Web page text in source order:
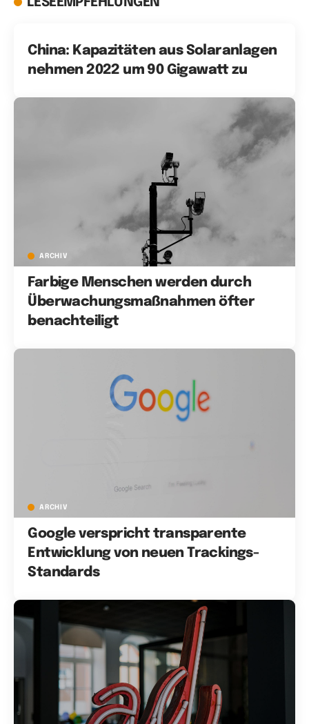
China: Kapazitäten aus Solaranlagen
nehmen 2022 um 90 Gigawatt zu
ARCHIV
Farbige Menschen werden durch
Überwachungsmaßnahmen öfter
benachteiligt
ARCHIV
Google verspricht transparente
Entwicklung von neuen Trackings-
Standards